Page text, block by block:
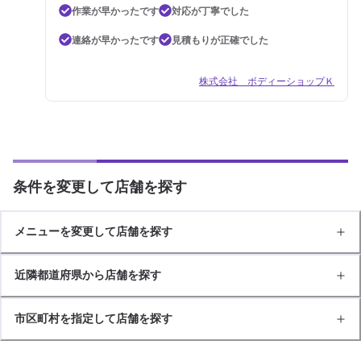
作業が早かったです
対応が丁寧でした
連絡が早かったです
見積もりが正確でした
株式会社 ボディーショップＫ
条件を変更して店舗を探す
メニューを変更して店舗を探す
近隣都道府県から店舗を探す
市区町村を指定して店舗を探す